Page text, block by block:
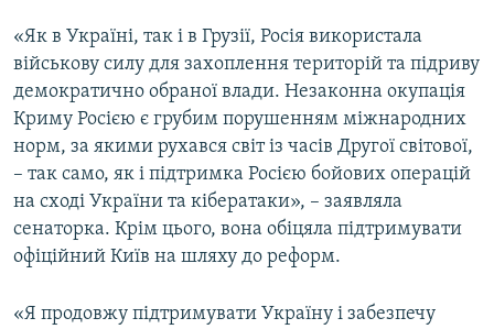
«Як в Україні, так і в Грузії, Росія використала
військову силу для захоплення територій та підриву
демократично обраної влади. Незаконна окупація
Криму Росією є грубим порушенням міжнародних
норм, за якими рухався світ із часів Другої світової,
– так само, як і підтримка Росією бойових операцій
на сході України та кібератаки», – заявляла
сенаторка. Крім цього, вона обіцяла підтримувати
офіційний Київ на шляху до реформ.
«Я продовжу підтримувати Україну і забезпечу